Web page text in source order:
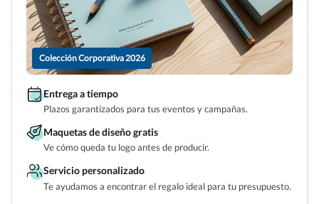
Colección Corporativa 2026
Entrega a tiempo
Plazos garantizados para tus eventos y campañas.
Maquetas de diseño gratis
Ve cómo queda tu logo antes de producir.
Servicio personalizado
Te ayudamos a encontrar el regalo ideal para tu presupuesto.